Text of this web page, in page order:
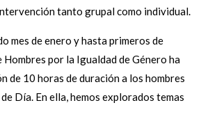
tanto grupal como individual.
mes de enero y hasta primeros de
Hombres por la Igualdad de Género ha
de 10 horas de duración a los hombres
Día. En ella, hemos explorados temas